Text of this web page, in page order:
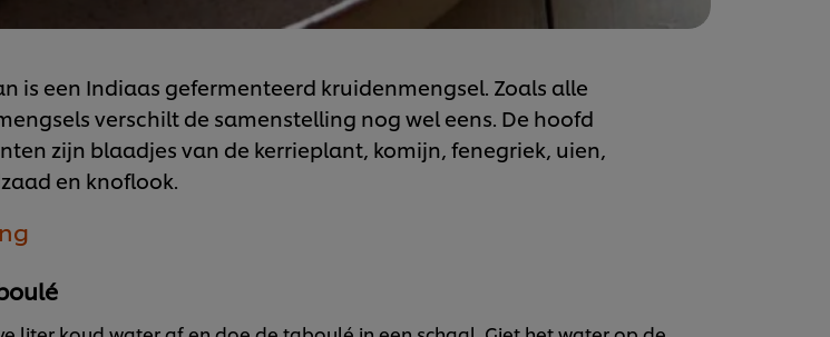
is een Indiaas gefermenteerd kruidenmengsel. Zoals alle
verschilt de samenstelling nog wel eens. De hoofd
zijn blaadjes van de kerrieplant, komijn, fenegriek, uien,
en knoflook.